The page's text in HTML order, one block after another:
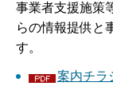
事業者支援施策
らの情報提供と
す。
案内チラ